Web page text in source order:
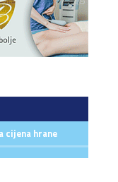
cijena hrane